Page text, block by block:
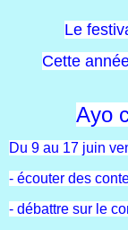
Le
Cette
Ayo
Du 9 au 17 juin
- écouter des
- débattre sur le